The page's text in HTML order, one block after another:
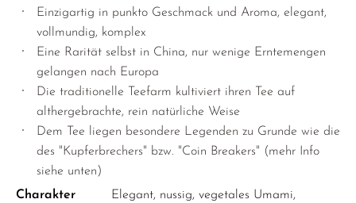
TAMARYOKUCHA
TENCHA
TEEBEUTEL GRÜNTEE
SORTEN ÜBERSICHT JAPAN
Einzigartig in punkto Geschmack und Aroma, elegant,
vollmundig, komplex
Eine Rarität selbst in China, nur wenige Erntemengen
gelangen nach Europa
Die traditionelle Teefarm kultiviert ihren Tee auf
althergebrachte, rein natürliche Weise
Dem Tee liegen besondere Legenden zu Grunde wie die
des "Kupferbrechers" bzw. "Coin Breakers" (mehr Info
siehe unten)
Charakter
Elegant, nussig, vegetales Umami,